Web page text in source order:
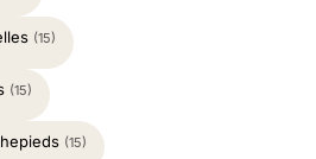
(15)
(15)
(15)